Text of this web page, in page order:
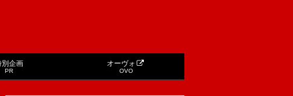
別企画
PR
オーヴォ
OVO